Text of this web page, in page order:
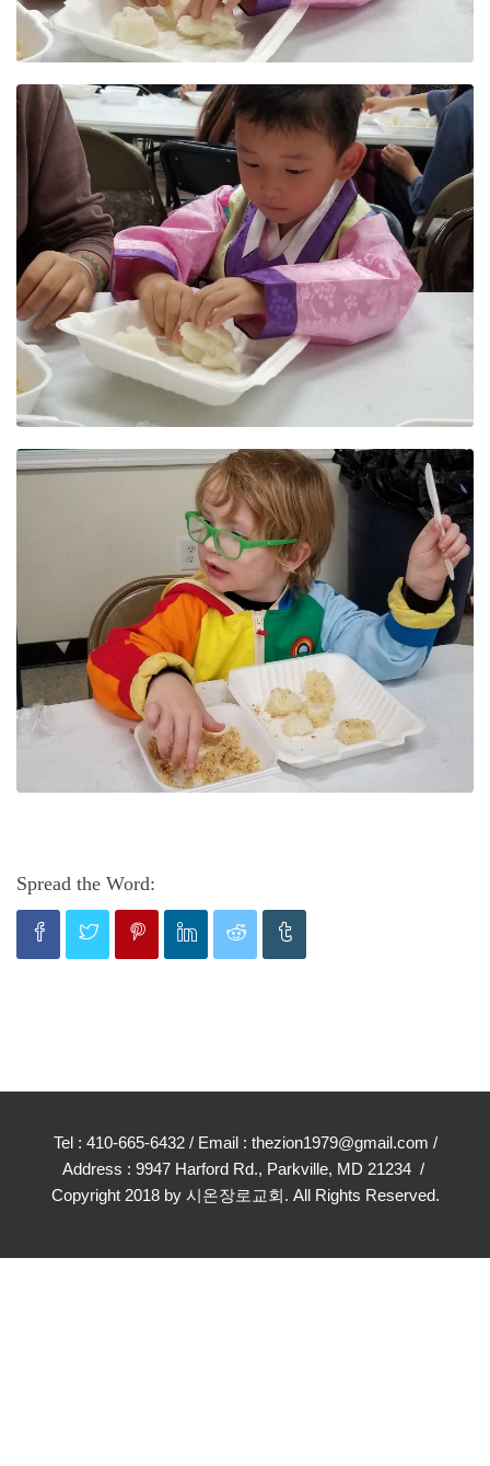
Spread the Word:
Tel : 410-665-6432 / Email : thezion1979@gmail.com /
Address : 9947 Harford Rd., Parkville, MD 21234 /
Copyright 2018 by 시온장로교회. All Rights Reserved.